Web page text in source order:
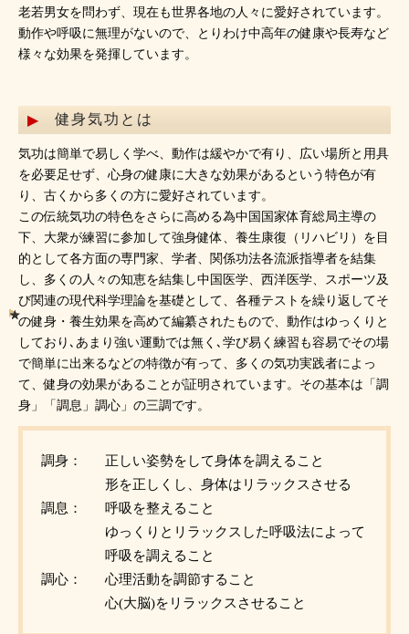
老若男女を問わず、現在も世界各地の人々に愛好されています。
動作や呼吸に無理がないので、とりわけ中高年の健康や長寿など
様々な効果を発揮しています。
健身気功とは
気功は簡単で易しく学べ、動作は緩やかで有り、広い場所と用具
を必要足せず、心身の健康に大きな効果があるという特色が有
り、古くから多くの方に愛好されています。
この伝統気功の特色をさらに高める為中国国家体育総局主導の
下、大衆が練習に参加して強身健体、養生康復（リハビリ）を目
的として各方面の専門家、学者、関係功法各流派指導者を結集
し、多くの人々の知恵を結集し中国医学、西洋医学、スポーツ及
び関連の現代科学理論を基礎として、各種テストを繰り返してそ
の健身・養生効果を高めて編纂されたもので、動作はゆっくりと
しており､あまり強い運動では無く､学び易く練習も容易でその場
で簡単に出来るなどの特徴が有って、多くの気功実践者によっ
て、健身の効果があることが証明されています。その基本は「調
身」「調息」調心」の三調です。
調身：
正しい姿勢をして身体を調えること
形を正しくし、身体はリラックスさせる
調息：
呼吸を整えること
ゆっくりとリラックスした呼吸法によって
呼吸を調えること
調心：
心理活動を調節すること
心(大脳)をリラックスさせること